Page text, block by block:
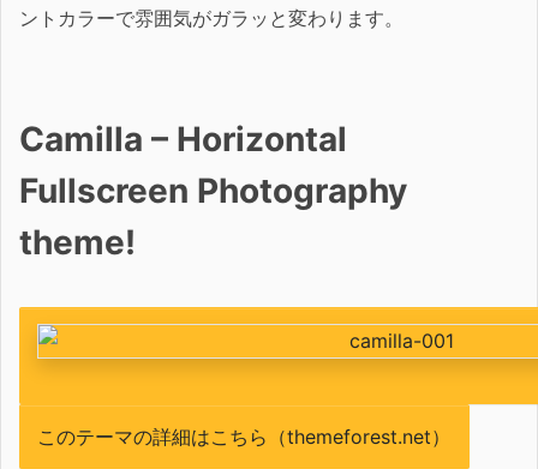
ントカラーで雰囲気がガラッと変わります。
Camilla – Horizontal
Fullscreen Photography
theme!
このテーマの詳細はこちら（themeforest.net）